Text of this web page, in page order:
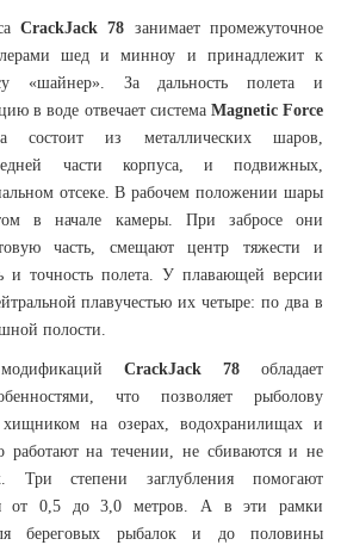
CrackJack 78 занимает промежуточное
шед и минноу и принадлежит к
«шайнер». За дальность полета и
в воде отвечает система Magnetic Force
из металлических шаров,
части корпуса, и подвижных,
отсеке. В рабочем положении шары
в начале камеры. При забросе они
часть, смещают центр тяжести и
и точность полета. У плавающей версии
плавучестью их четыре: по два в
полости.
CrackJack 78
обладает
что позволяет рыболову
хищником на озерах, водохранилищах и
работают на течении, не сбиваются и не
Три степени заглубления помогают
от 0,5 до 3,0 метров. А в эти рамки
береговых рыбалок и до половины